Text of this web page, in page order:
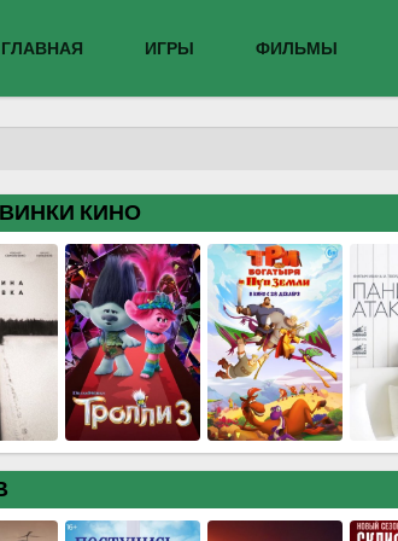
ГЛАВНАЯ ИГРЫ ФИЛЬМЫ
КИНО